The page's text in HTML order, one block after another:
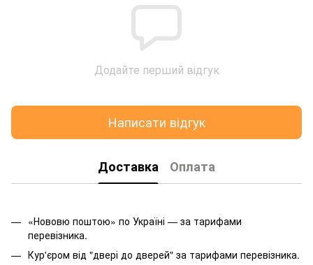
Додайте перший відгук
Написати відгук
Доставка Оплата
«Нововю поштою» по Україні — за тарифами
перевізника.
Кур'єром від "двері до дверей" за тарифами перевізника.